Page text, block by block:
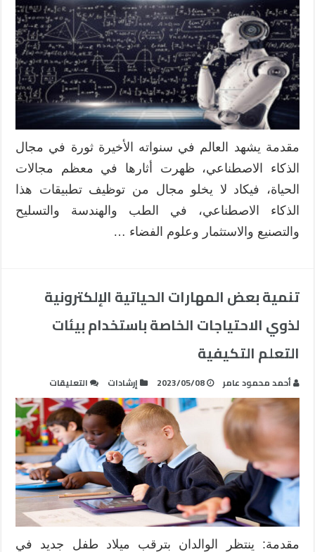
مقدمة يشهد العالم في سنواته الأخيرة ثورة في مجال
الذكاء الاصطناعي، ظهرت أثارها في معظم مجالات
الحياة، فيكاد لا يخلو مجال من توظيف تطبيقات هذا
الذكاء الاصطناعي، في الطب والهندسة والتسليح
والتصنيع والاستثمار وعلوم الفضاء …
تنمية بعض المهارات الحياتية الإلكترونية
لذوي الاحتياجات الخاصة باستخدام بيئات
التعلم التكيفية
أحمد محمود عامر 2023/05/08 إرشادات التعليقات
تنمية
بعض
المهارات
الحياتية
الإلكترونية
لذوي
الاحتياجات
الخاصة
باستخدام
بيئات
مقدمة: ينتظر الوالدان بترقب ميلاد طفل جديد في